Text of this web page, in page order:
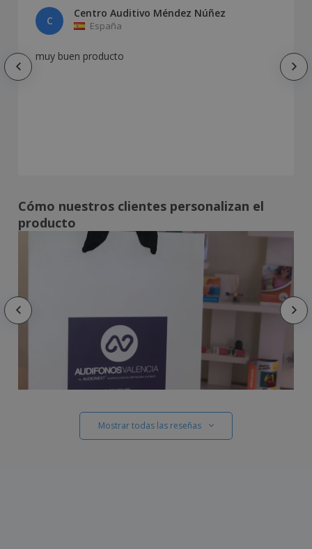
C
Centro Auditivo Méndez Núñez
España
muy buen producto
Cómo nuestros clientes personalizan el
producto
Mostrar todas las reseñas